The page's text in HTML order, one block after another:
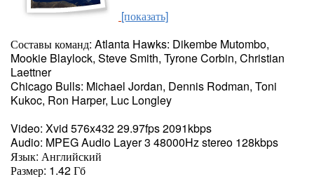
[показать]
Составы команд: Atlanta Hawks: Dikembe Mutombo,
Mookie Blaylock, Steve Smith, Tyrone Corbin, Christian
Laettner
Chicago Bulls: Michael Jordan, Dennis Rodman, Toni
Kukoc, Ron Harper, Luc Longley
Video: Xvid 576x432 29.97fps 2091kbps
Audio: MPEG Audio Layer 3 48000Hz stereo 128kbps
Язык: Английский
Размер: 1.42 Гб